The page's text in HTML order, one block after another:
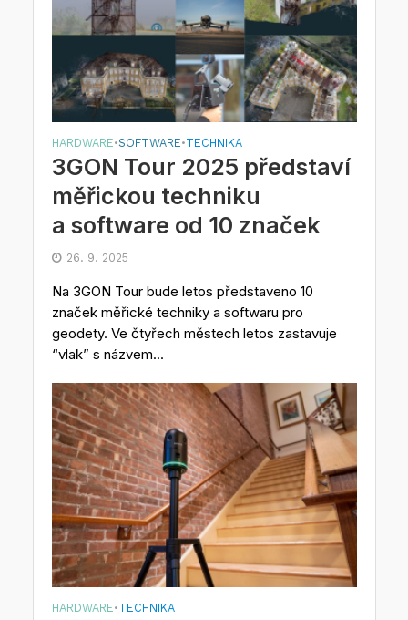
HARDWARE•SOFTWARE•TECHNIKA
3GON Tour 2025 představí
měřickou techniku
a software od 10 značek
26. 9. 2025
Na 3GON Tour bude letos představeno 10
značek měřické techniky a softwaru pro
geodety. Ve čtyřech městech letos zastavuje
“vlak” s názvem...
HARDWARE•TECHNIKA